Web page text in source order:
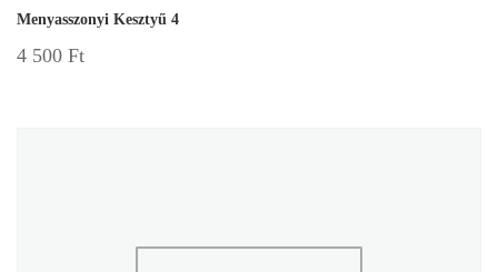
Menyasszonyi Kesztyű 4
4 500 Ft